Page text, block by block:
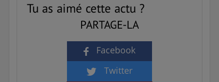
Tu as aimé cette actu ?
PARTAGE-LA
Facebook
Twitter